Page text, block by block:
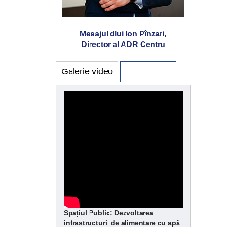
Mesajul dlui Ion Pînzari,
Director al ADR Centru
Galerie video
Spațiul Public: Dezvoltarea
infrastructurii de alimentare cu apă